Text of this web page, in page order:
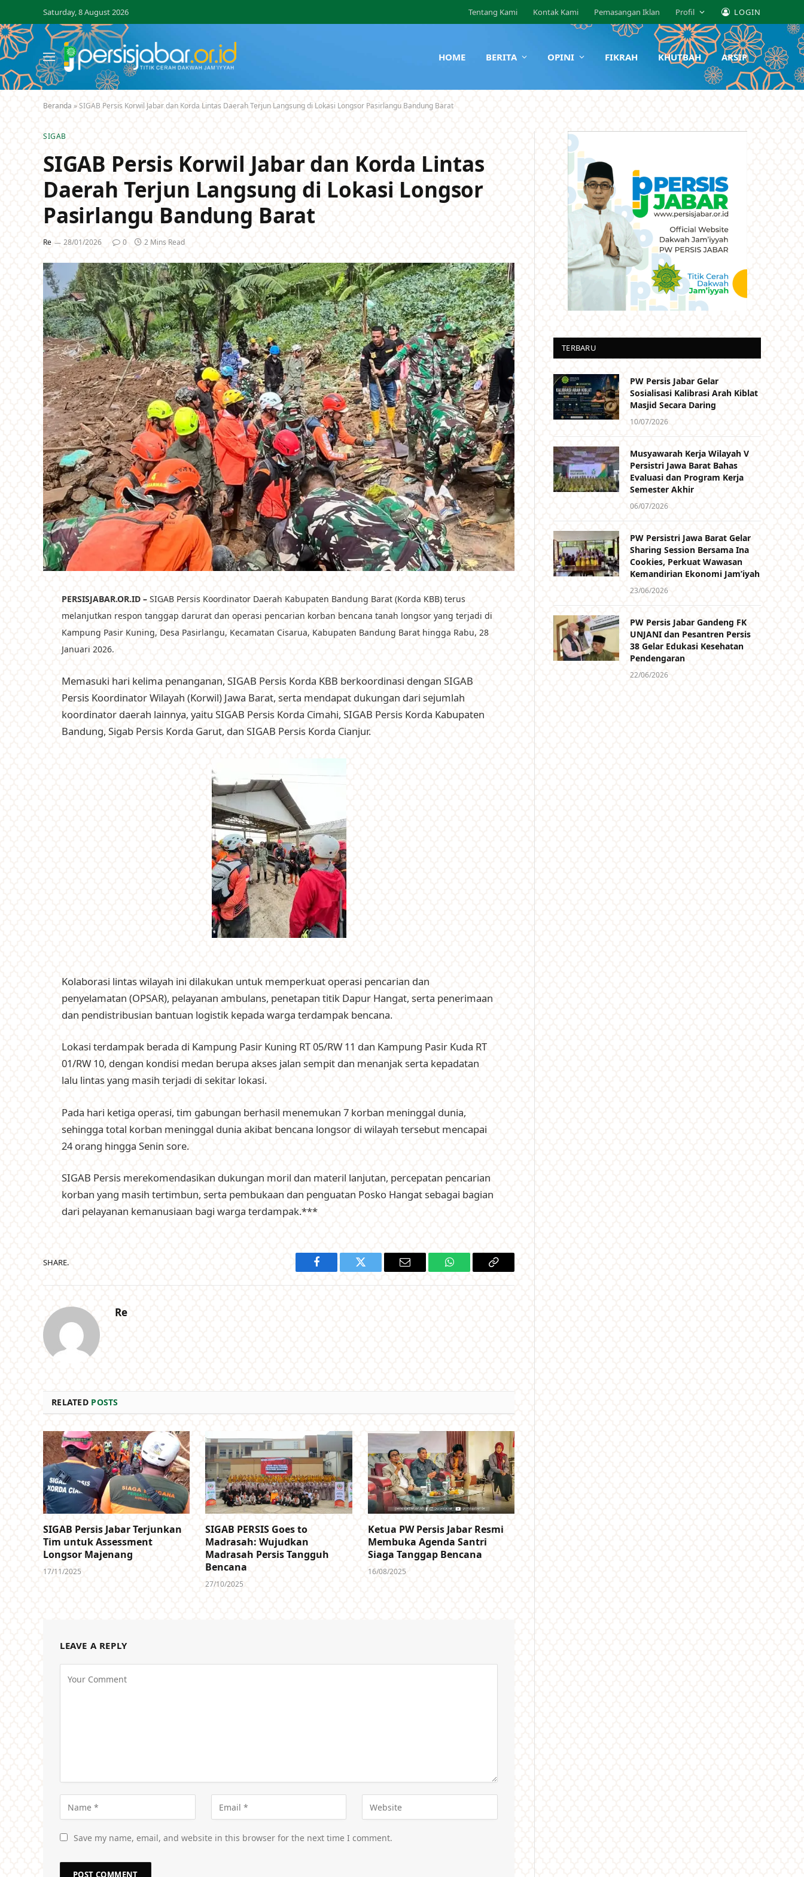
Saturday, 8 August 2026 Tentang Kami Kontak Kami Pemasangan Iklan Profil LOGIN
HOME BERITA OPINI FIKRAH KHUTBAH ARSIP
Beranda »SIGAB Persis Korwil Jabar dan Korda Lintas Daerah Terjun Langsung di Lokasi Longsor Pasirlangu Bandung Barat
SIGAB
SIGAB Persis Korwil Jabar dan Korda Lintas
Daerah Terjun Langsung di Lokasi Longsor
Pasirlangu Bandung Barat
Re 28/01/2026 0 2 Mins Read
PERSISJABAR.OR.ID – SIGAB Persis Koordinator Daerah Kabupaten Bandung Barat (Korda KBB) terus
melanjutkan respon tanggap darurat dan operasi pencarian korban bencana tanah longsor yang terjadi di
Kampung Pasir Kuning, Desa Pasirlangu, Kecamatan Cisarua, Kabupaten Bandung Barat hingga Rabu, 28
Januari 2026.
Memasuki hari kelima penanganan, SIGAB Persis Korda KBB berkoordinasi dengan SIGAB
Persis Koordinator Wilayah (Korwil) Jawa Barat, serta mendapat dukungan dari sejumlah
koordinator daerah lainnya, yaitu SIGAB Persis Korda Cimahi, SIGAB Persis Korda Kabupaten
Bandung, Sigab Persis Korda Garut, dan SIGAB Persis Korda Cianjur.
Kolaborasi lintas wilayah ini dilakukan untuk memperkuat operasi pencarian dan
penyelamatan (OPSAR), pelayanan ambulans, penetapan titik Dapur Hangat, serta penerimaan
dan pendistribusian bantuan logistik kepada warga terdampak bencana.
Lokasi terdampak berada di Kampung Pasir Kuning RT 05/RW 11 dan Kampung Pasir Kuda RT
01/RW 10, dengan kondisi medan berupa akses jalan sempit dan menanjak serta kepadatan
lalu lintas yang masih terjadi di sekitar lokasi.
Pada hari ketiga operasi, tim gabungan berhasil menemukan 7 korban meninggal dunia,
sehingga total korban meninggal dunia akibat bencana longsor di wilayah tersebut mencapai
24 orang hingga Senin sore.
SIGAB Persis merekomendasikan dukungan moril dan materil lanjutan, percepatan pencarian
korban yang masih tertimbun, serta pembukaan dan penguatan Posko Hangat sebagai bagian
dari pelayanan kemanusiaan bagi warga terdampak.***
SHARE.
Facebook Twitter Email WhatsAppCopy
Re
RELATED POSTS
SIGAB Persis Jabar Terjunkan
Tim untuk Assessment
Longsor Majenang
17/11/2025
SIGAB PERSIS Goes to
Madrasah: Wujudkan
Madrasah Persis Tangguh
Bencana
27/10/2025
Ketua PW Persis Jabar Resmi
Membuka Agenda Santri
Siaga Tanggap Bencana
16/08/2025
LEAVE A REPLY
Save my name, email, and website in this browser for the next time I comment.
TERBARU
PW Persis Jabar Gelar
Sosialisasi Kalibrasi Arah Kiblat
Masjid Secara Daring
10/07/2026
Musyawarah Kerja Wilayah V
Persistri Jawa Barat Bahas
Evaluasi dan Program Kerja
Semester Akhir
06/07/2026
PW Persistri Jawa Barat Gelar
Sharing Session Bersama Ina
Cookies, Perkuat Wawasan
Kemandirian Ekonomi Jam’iyah
23/06/2026
PW Persis Jabar Gandeng FK
UNJANI dan Pesantren Persis
38 Gelar Edukasi Kesehatan
Pendengaran
22/06/2026